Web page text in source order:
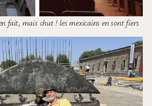
fait, mais chut ! les mexicains en sont fiers